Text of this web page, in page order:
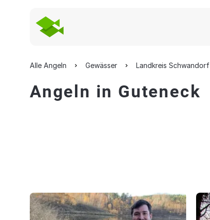
Alle Angeln Gewässer Landkreis Schwandorf
Angeln in Guteneck